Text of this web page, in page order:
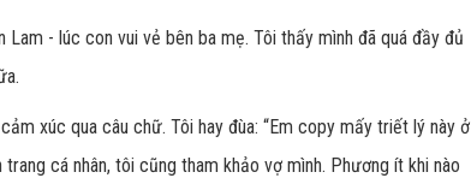
- lúc con vui vẻ bên ba mẹ. Tôi thấy mình đã quá đầy đủ
xúc qua câu chữ. Tôi hay đùa: “Em copy mấy triết lý này ở
cá nhân, tôi cũng tham khảo vợ mình. Phương ít khi nào